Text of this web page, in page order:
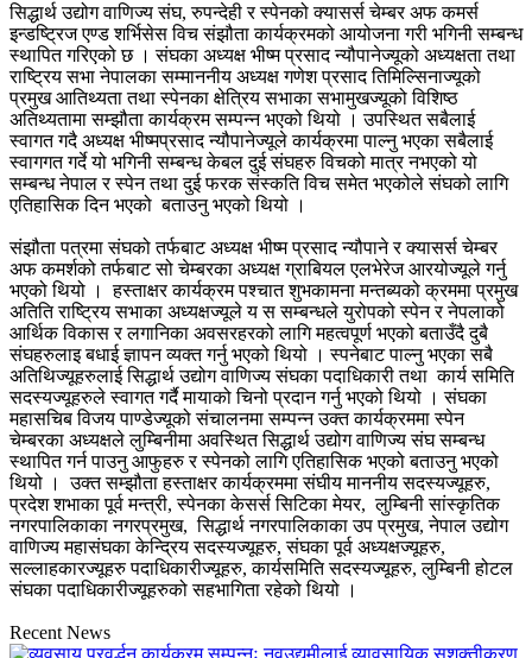
सिद्धार्थ उद्योग वाणिज्य संघ, रुपन्देही र स्पेनको क्यासर्स चेम्बर अफ कमर्स
इन्डष्ट्रिज एण्ड शर्भिसेस विच संझौता कार्यक्रमको आयोजना गरी भगिनी सम्बन्ध
स्थापित गरिएको छ । संघका अध्यक्ष भीष्म प्रसाद न्यौपानेज्यूको अध्यक्षता तथा
राष्ट्रिय सभा नेपालका सम्माननीय अध्यक्ष गणेश प्रसाद तिमिल्सिनाज्यूको
प्रमुख आतिथ्यता तथा स्पेनका क्षेत्रिय सभाका सभामुखज्यूको विशिष्ठ
अतिथ्यतामा सम्झौता कार्यक्रम सम्पन्न भएको थियो । उपस्थित सबैलाई
स्वागत गदै अध्यक्ष भीष्मप्रसाद न्यौपानेज्यूले कार्यक्रमा पाल्नु भएका सबैलाई
स्वागगत गर्दे यो भगिनी सम्बन्ध केबल दुई संघहरु विचको मात्र नभएको यो
सम्बन्ध नेपाल र स्पेन तथा दुई फरक संस्कति विच समेत भएकोले संघको लागि
एतिहासिक दिन भएको बताउनु भएको थियो ।
संझौता पत्रमा संघको तर्फबाट अध्यक्ष भीष्म प्रसाद न्यौपाने र क्यासर्स चेम्बर
अफ कमर्शको तर्फबाट सो चेम्बरका अध्यक्ष ग्राबियल एलभेरेज आरयोज्यूले गर्नु
भएको थियो । हस्ताक्षर कार्यक्रम पश्चात शुभकामना मन्तब्यको क्रममा प्रमुख
अतिति राष्ट्रिय सभाका अध्यक्षज्यूले य स सम्बन्धले युरोपको स्पेन र नेपलाको
आर्थिक विकास र लगानिका अवसरहरको लागि महत्वपूर्ण भएको बताउँदै दुबै
संघहरुलाइ बधाई ज्ञापन व्यक्त गर्नु भएको थियो । स्पनेबाट पाल्नु भएका सबै
अतिथिज्यूहरुलाई सिद्धार्थ उद्योग वाणिज्य संघका पदाधिकारी तथा कार्य समिति
सदस्यज्यूहरुले स्वागत गर्दै मायाको चिनो प्रदान गर्नु भएको थियो । संघका
महासचिब विजय पाण्डेज्यूको संचालनमा सम्पन्न उक्त कार्यक्रममा स्पेन
चेम्बरका अध्यक्षले लुम्बिनीमा अवस्थित सिद्धार्थ उद्योग वाणिज्य संघ सम्बन्ध
स्थापित गर्न पाउनु आफुहरु र स्पेनको लागि एतिहासिक भएको बताउनु भएको
थियो । उक्त सम्झौता हस्ताक्षर कार्यक्रममा संघीय माननीय सदस्यज्यूहरु,
प्रदेश शभाका पूर्व मन्त्री, स्पेनका केसर्स सिटिका मेयर, लुम्बिनी सांस्कृतिक
नगरपालिकाका नगरप्रमुख, सिद्धार्थ नगरपालिकाका उप प्रमुख, नेपाल उद्योग
वाणिज्य महासंघका केन्द्रिय सदस्यज्यूहरु, संघका पूर्व अध्यक्षज्यूहरु,
सल्लाहकारज्यूहरु पदाधिकारीज्यूहरु, कार्यसमिति सदस्यज्यूहरु, लुम्बिनी होटल
संघका पदाधिकारीज्यूहरुको सहभागिता रहेको थियो ।
Recent News